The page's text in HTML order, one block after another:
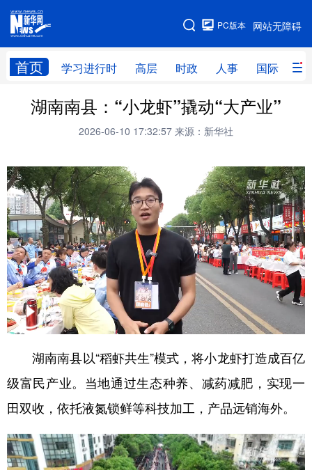
网站无障碍
PC版本
首页 学习进行时 高层 时政 人事 国际 财
网站地图
学习进行时 高层 时政 人事
财经 网评
台湾 思客智库 教育
科技 科创 量子 体育
文化 书画 健康 军事
访谈 视频 图片 政务
法律 中央文件 金融 汽车
食品 人居 信息化 数字经济
学术中国 乡村振兴 银龄 溯源中国
城市 旅游 能源 会展
文化产业
湖南南县：“小龙虾”撬动“大产业”
2026-06-10 17:32:57 来源：新华社
湖南南县以“稻虾共生”模式，将小龙虾打造成百亿
级富民产业。当地通过生态种养、减药减肥，实现一
田双收，依托液氮锁鲜等科技加工，产品远销海外。